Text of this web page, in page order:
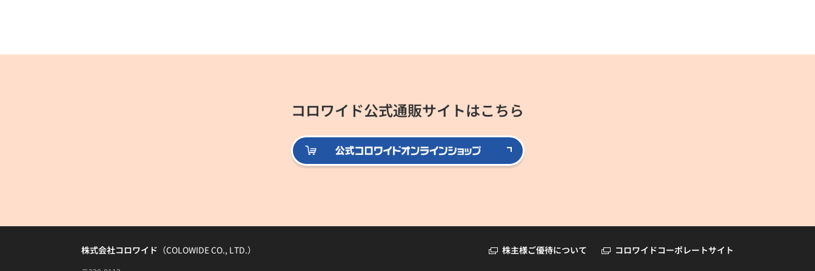
コロワイド公式通販サイトはこちら
公式コロワイドオンラインショップ
株主様ご優待について コロワイドコーポレートサイト
株式会社コロワイド （COLOWIDE CO., LTD.）